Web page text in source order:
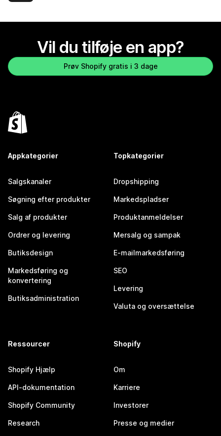
Vil du tilføje en app?
Prøv Shopify gratis i 3 dage
Appkategorier
Salgskanaler
Søgning efter produkter
Salg af produkter
Ordrer og levering
Butiksdesign
Markedsføring og
konvertering
Butiksadministration
Topkategorier
Dropshipping
Markedspladser
Produktanmeldelser
Mersalg og sampak
E-mailmarkedsføring
SEO
Levering
Valuta og oversættelse
Ressourcer
Shopify Hjælp
API-dokumentation
Shopify Community
Research
Shopify
Om
Karriere
Investorer
Presse og medier